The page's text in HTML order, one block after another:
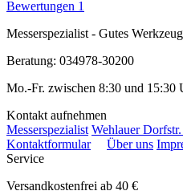
Bewertungen 1
Messerspezialist - Gutes Werkzeug
Beratung: 034978-30200
Mo.-Fr. zwischen 8:30 und 15:30
Kontakt aufnehmen
Messerspezialist Wehlauer Dorfstr.
Kontaktformular
Über uns
Service
Versandkostenfrei ab 40 €